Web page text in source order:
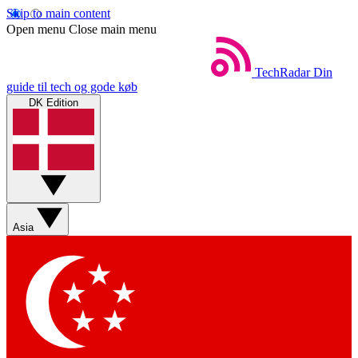
Skip to main content
Open menu Close main menu
TechRadar Din
guide til tech og gode køb
DK Edition
Asia